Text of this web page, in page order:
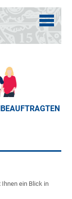
ein Blick in